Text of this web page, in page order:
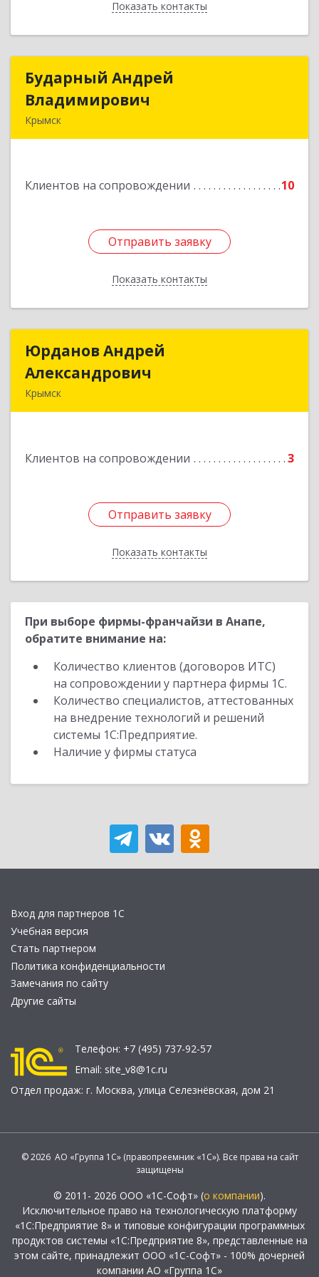
Показать контакты
Назад
Бударный Андрей
Владимирович
Крымск
Клиентов на сопровождении 10
Отправить заявку
Показать контакты
Бударный Андрей
Подробнее
Отправить заявку
Назад
Юрданов Андрей
Александрович
Крымск
Клиентов на сопровождении 3
Отправить заявку
Показать контакты
Юрданов Андрей
Подробнее
Отправить заявку
Назад
При выборе фирмы-франчайзи в Анапе,
обратите внимание на:
Количество клиентов (договоров ИТС)
на сопровождении у партнера фирмы 1С.
Количество специалистов, аттестованных
на внедрение технологий и решений
системы 1С:Предприятие.
Наличие у фирмы статуса
Вход для партнеров 1С
Учебная версия
Стать партнером
Политика конфиденциальности
Замечания по сайту
Другие сайты
Телефон: +7 (495) 737-92-57
Email: site_v8@1c.ru
Отдел продаж: г. Москва, улица Селезнёвская, дом 21
© 2026 АО «Группа 1С» (правопреемник «1С»). Все права на сайт
защищены
© 2011- 2026 ООО «1С-Софт» (о компании).
Исключительное право на технологическую платформу
«1С:Предприятие 8» и типовые конфигурации программных
продуктов системы «1С:Предприятие 8», представленные на
этом сайте, принадлежит ООО «1С-Софт» - 100% дочерней
компании АО «Группа 1С»